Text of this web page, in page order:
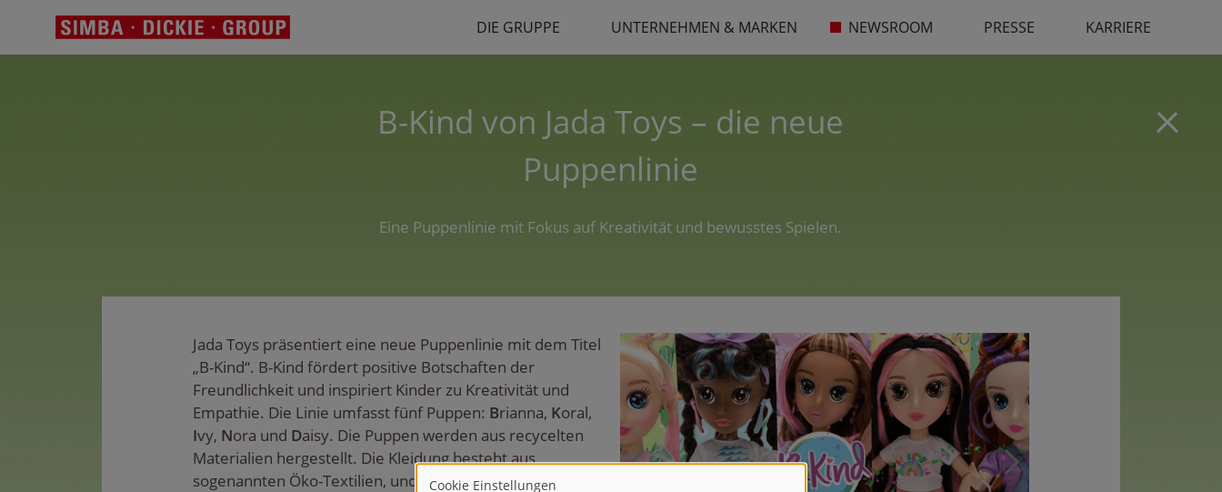
DIE GRUPPE UNTERNEHMEN & MARKEN NEWSROOM PRESSE KARRIERE
B-Kind von Jada Toys – die neue
Puppenlinie
Eine Puppenlinie mit Fokus auf Kreativität und bewusstes Spielen.
Jada Toys präsentiert eine neue Puppenlinie mit dem Titel
„B-Kind“. B-Kind fördert positive Botschaften der
Freundlichkeit und inspiriert Kinder zu Kreativität und
Empathie. Die Linie umfasst fünf Puppen: Brianna, Koral,
Ivy, Nora und Daisy. Die Puppen werden aus recycelten
Materialien hergestellt. Die Kleidung besteht aus
sogenannten Öko-Textilien, und die Verpackungen sind